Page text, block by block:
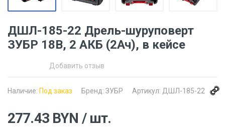
ДШЛ-185-22 Дрель-шуруповерт
ЗУБР 18В, 2 АКБ (2Ач), в кейсе
Добавить отзыв
Наличие: Под заказ Бренд: ЗУБР Артикул: ДШЛ-185-22
277.43 BYN / шт.